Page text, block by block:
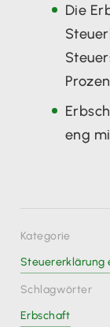
Die
eng
Kategorie
Steuererklärung
Schlagwörter
Erbschaft